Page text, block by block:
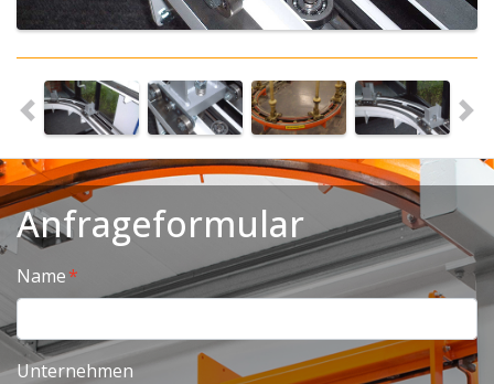
Anfrageformular
Name
Unternehmen